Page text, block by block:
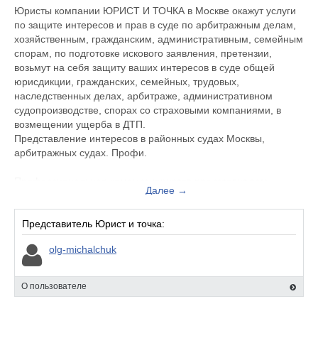
Юристы компании ЮРИСТ И ТОЧКА в Москве окажут услуги
по защите интересов и прав в суде по арбитражным делам,
хозяйственным, гражданским, административным, семейным
спорам, по подготовке искового заявления, претензии,
возьмут на себя защиту ваших интересов в суде общей
юрисдикции, гражданских, семейных, трудовых,
наследственных делах, арбитраже, административном
судопроизводстве, спорах со страховыми компаниями, в
возмещении ущерба в ДТП.
Представление интересов в районных судах Москвы,
арбитражных судах. Профи.
компетентную консультацию. На рынке юридических услуг
мы занимаем рейтинговое место, что позволяет нам
конкурировать с большей частью агентств. Специалисты
компании не просто проконсультируют вас, а вместе с вами
разработают стратегию вашей защиты в суде, найдут
оптимальный и наиболее выгодный для вас выход из
ситуации, проведут собеседование с противоположной
стороной, рассмотрят возможность решения вопроса без
Далее →
Представитель Юрист и точка:
olg-michalchuk
О пользователе